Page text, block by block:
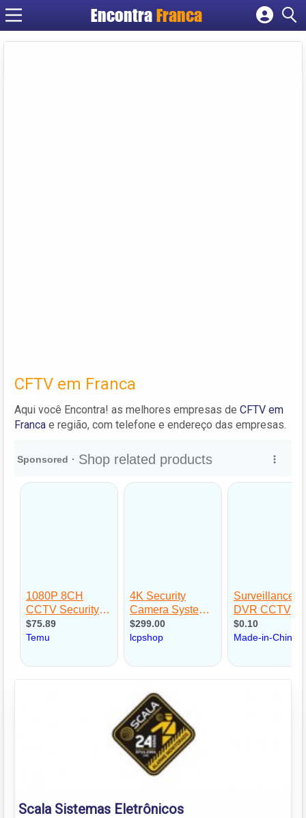
Encontra Franca
Cadastrar empresa
CFTV em Franca
Aqui você Encontra! as melhores empresas de CFTV em
Franca e região, com telefone e endereço das empresas.
Scala Sistemas Eletrônicos